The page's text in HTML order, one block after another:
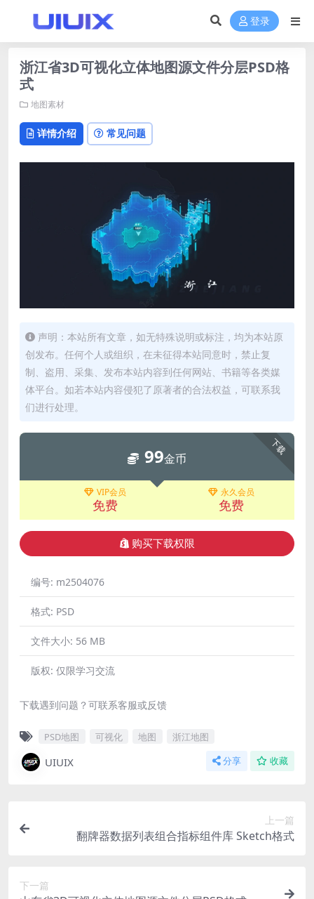
登录
浙江省3D可视化立体地图源文件分层PSD格
式
地图素材
详情介绍 常见问题
声明：本站所有文章，如无特殊说明或标注，均为本站原
创发布。任何个人或组织，在未征得本站同意时，禁止复
制、盗用、采集、发布本站内容到任何网站、书籍等各类媒
体平台。如若本站内容侵犯了原著者的合法权益，可联系我
们进行处理。
下载
99金币
VIP会员
免费
永久会员
免费
购买下载权限
编号: m2504076
格式: PSD
文件大小: 56 MB
版权: 仅限学习交流
下载遇到问题？可联系客服或反馈
PSD地图 可视化 地图 浙江地图
UIUIX 分享 收藏
上一篇
翻牌器数据列表组合指标组件库 Sketch格式
下一篇